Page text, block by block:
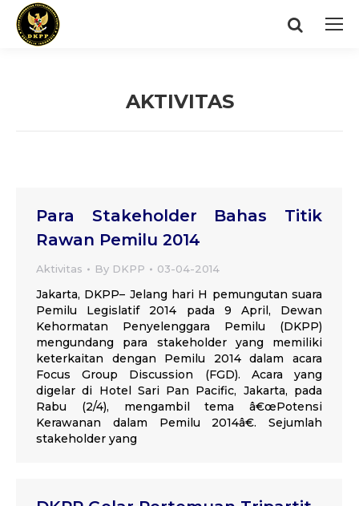
Search:
AKTIVITAS
Para Stakeholder Bahas Titik
Rawan Pemilu 2014
Aktivitas By DKPP 03-04-2014
Jakarta, DKPP– Jelang hari H pemungutan suara
Pemilu Legislatif 2014 pada 9 April, Dewan
Kehormatan Penyelenggara Pemilu (DKPP)
mengundang para stakeholder yang memiliki
keterkaitan dengan Pemilu 2014 dalam acara
Focus Group Discussion (FGD). Acara yang
digelar di Hotel Sari Pan Pacific, Jakarta, pada
Rabu (2/4), mengambil tema â€œPotensi
Kerawanan dalam Pemilu 2014â€. Sejumlah
stakeholder yang